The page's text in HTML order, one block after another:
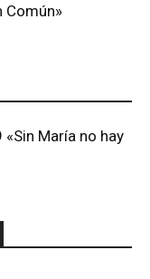
Común»
María no hay